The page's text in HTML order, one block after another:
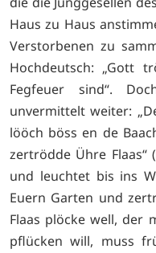
Haus zu Haus
Verstorbenen zu
Hochdeutsch: „Gott
Fegfeuer sind“.
unvermittelt weiter:
lööch böss en de
zertrödde Ühre
und leuchtet bis ins
Euern Garten und
Flaas plöcke well, der
pflücken will, muss